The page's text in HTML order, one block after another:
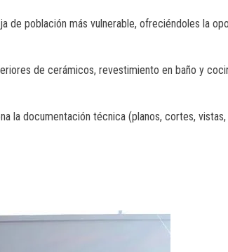
de población más vulnerable, ofreciéndoles la
de cerámicos, revestimiento en baño y
la documentación técnica (planos, cortes,